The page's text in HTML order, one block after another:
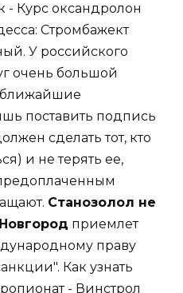
Курс оксандролон
Стромбажект
У российского
очень большой
ближайшие
поставить подпись
сделать тот, кто
и не терять ее,
Станозолол не
приемлет
праву
Как узнать
- Винстрол